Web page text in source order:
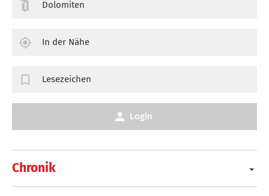
Chronik
Dolomiten
In der Nähe
Lesezeichen
Login